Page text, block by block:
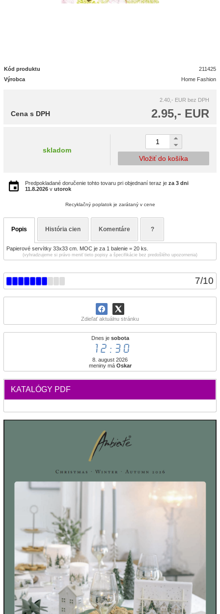
7/10
Zdieľať aktuálnu stránku
Dnes je sobota
12:30
8. august 2026
meniny má Oskar
KATALÓGY PDF
Kód produktu
211425
Výrobca
Home Fashion
2.40,- EUR bez DPH
2.95,- EUR
Cena s DPH
skladom
Vložiť do košíka
Predpokladané doručenie tohto tovaru pri objednaní teraz je za 3 dni
11.8.2026 v utorok
Recyklačný poplatok je zarátaný v cene
Popis História cien Komentáre ?
Papierové servítky 33x33 cm. MOC je za 1 balenie = 20 ks.
(vyhradzujeme si právo meniť tieto popisy a špecifikácie bez predošlého upozornenia)